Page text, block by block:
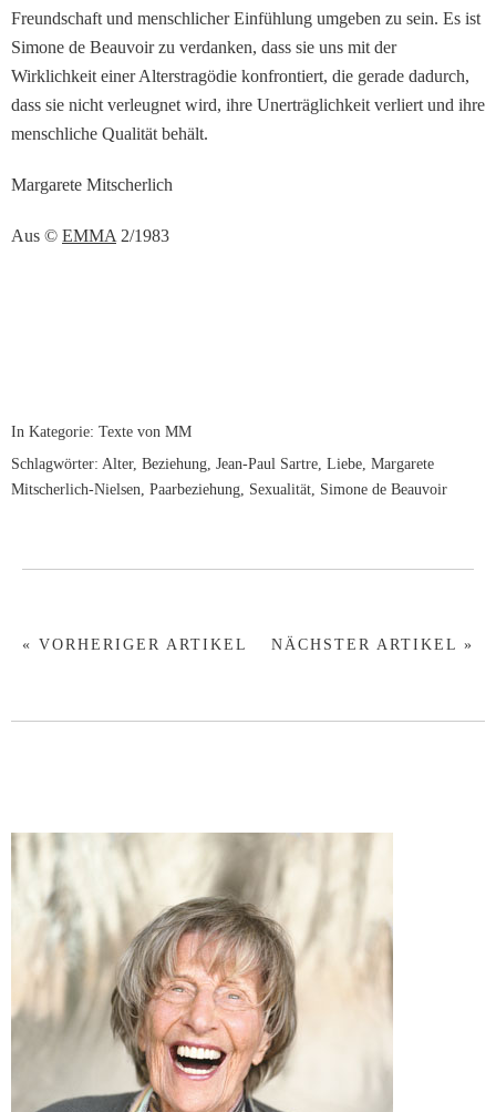
Freundschaft und menschlicher Einfühlung umgeben zu sein. Es ist
Simone de Beauvoir zu verdanken, dass sie uns mit der
Wirklichkeit einer Alterstragödie konfrontiert, die gerade dadurch,
dass sie nicht verleugnet wird, ihre Unerträglichkeit verliert und ihre
menschliche Qualität behält.
Margarete Mitscherlich
Aus © EMMA 2/1983
In Kategorie: Texte von MM
Schlagwörter: Alter, Beziehung, Jean-Paul Sartre, Liebe, Margarete
Mitscherlich-Nielsen, Paarbeziehung, Sexualität, Simone de Beauvoir
NÄCHSTER ARTIKEL »
« VORHERIGER ARTIKEL